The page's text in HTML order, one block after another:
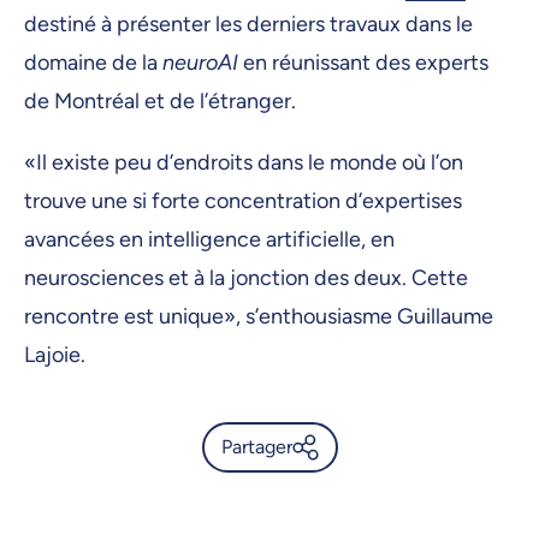
destiné à présenter les derniers travaux dans le
domaine de laneuroAIen réunissant des experts
de Montréal et de l’étranger.
«Il existe peu d’endroits dans le monde où l’on
trouve une si forte concentration d’expertises
avancées en intelligence artificielle, en
neurosciences et à la jonction des deux. Cette
rencontre est unique», s’enthousiasme Guillaume
Lajoie.
Partager